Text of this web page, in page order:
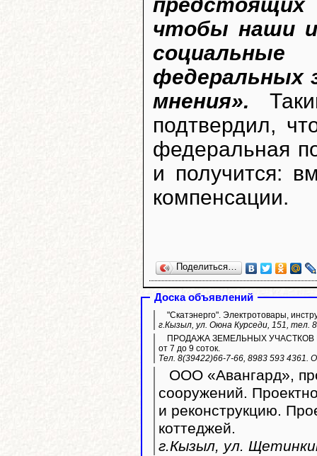
чтобы наши
федеральных
мнения».
подтвердил,
федеральная
и получится:
компенсации.
Поделиться…
Доска объявлений
"Скатэнерго". Электротовары,
г.Кызыл, ул. Оюна Курседи, 151, тел.
ПРОДАЖА ЗЕМЕЛЬНЫХ УЧАСТКОВ
от 7 до 9 соток.
Тел. 8(39422)66-7-66, 8983 593 4361.
ООО «Авангард»,
сооружений.
и реконструкцию.
коттеджей.
г.Кызыл, ул.